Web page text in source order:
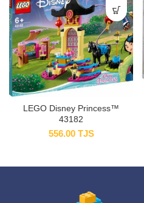
LEGO Disney Princess™
43182
556.00 TJS